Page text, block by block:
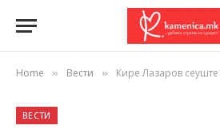
Home » Вести » Кире Лазаров сеуште го држи
ВЕСТИ